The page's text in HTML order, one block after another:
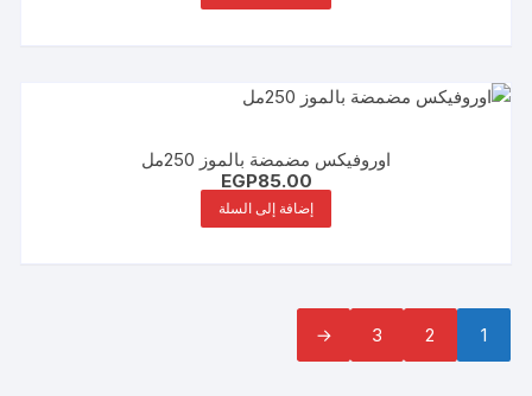
اوروفيكس مضمضة بالموز 250مل
EGP85.00
إضافة إلى السلة
1
2
3
←